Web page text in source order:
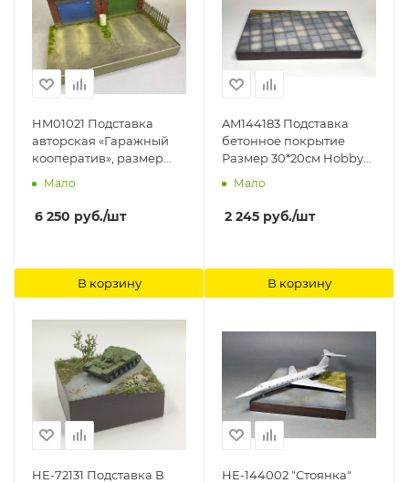
HM01021 Подставка
авторская «Гаражный
кооператив», размер
26*15см. Смоляная
комплекте с подставкой
Hobby Mix
Мало
6 250 руб./шт
В корзину
AM144183 Подставка
бетонное покрытие
Размер 30*20см Hobby
Expert
Мало
2 245 руб./шт
В корзину
HE-72131 Подставка В
HE-144002 "Стоянка"